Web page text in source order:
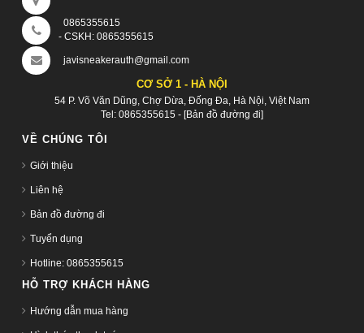
0865355615
- CSKH: 0865355615
javisneakerauth@gmail.com
CƠ SỞ 1 - HÀ NỘI
54 P. Võ Văn Dũng, Chợ Dừa, Đống Đa, Hà Nội, Việt Nam
Tel: 0865355615 - [Bản đồ đường đi]
VỀ CHÚNG TÔI
Giới thiệu
Liên hệ
Bản đồ đường đi
Tuyển dụng
Hotline: 0865355615
HỖ TRỢ KHÁCH HÀNG
Hướng dẫn mua hàng